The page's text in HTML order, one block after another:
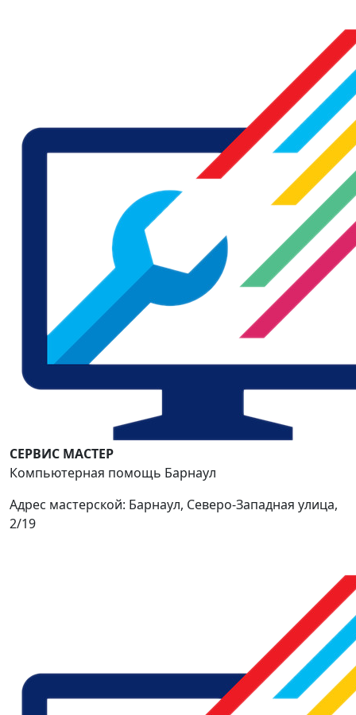
СЕРВИС МАСТЕР
Компьютерная помощь Барнаул
Адрес мастерской: Барнаул, Северо-Западная улица,
2/19